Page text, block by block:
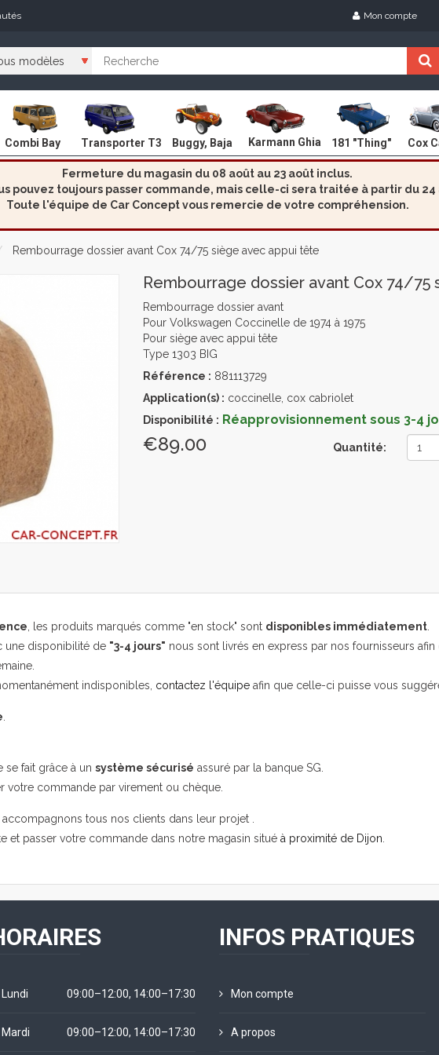
Mon compte
Combi Bay Transporter T3 Buggy, Baja Karmann Ghia 181 "Thing" Cox
Fermeture du magasin du 08 août au 23 août inclus.
pouvez toujours passer commande, mais celle-ci sera traitée à partir du 24
Toute l'équipe de Car Concept vous remercie de votre compréhension.
Rembourrage dossier avant Cox 74/75 siège avec appui tête
Rembourrage dossier avant Cox 74/
Rembourrage dossier avant
Pour Volkswagen Coccinelle de 1974 à 1975
Pour siège avec appui tête
Type 1303 BIG
Référence : 881113729
Application(s) : coccinelle, cox cabriolet
Disponibilité : Réapprovisionnement sous 3-4
€89.00 Quantité:
, les produits marqués comme "en stock" sont disponibles immédiatement.
une disponibilité de "3-4 jours" nous sont livrés en express par nos fournisseurs
indisponibles, contactez l'équipe afin que celle-ci puisse vous
.
se fait grâce à un système sécurisé assuré par la banque SG.
votre commande par virement ou chèque.
accompagnons tous nos clients dans leur projet .
et passer votre commande dans notre magasin situé à proximité de Dijon.
Lundi 09:00–12:00, 14:00–17:30
Mardi 09:00–12:00, 14:00–17:30
INFOS PRATIQUES
Mon compte
A propos